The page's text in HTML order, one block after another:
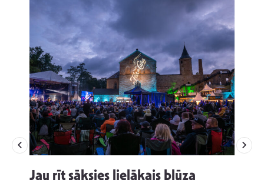
Jau rīt sāksies lielākais blūza